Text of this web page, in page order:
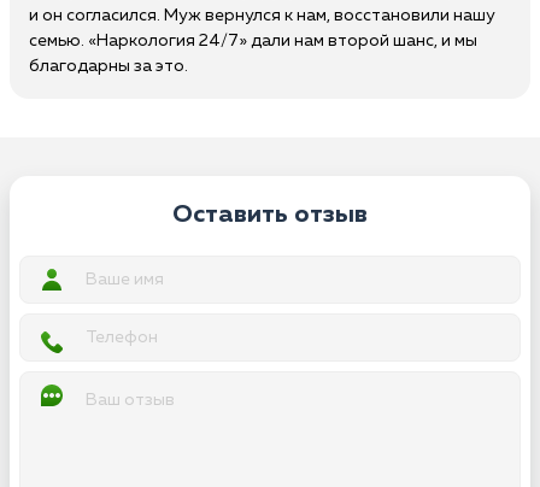
и он согласился. Муж вернулся к нам, восстановили нашу
семью. «Наркология 24/7» дали нам второй шанс, и мы
благодарны за это.
Оставить отзыв